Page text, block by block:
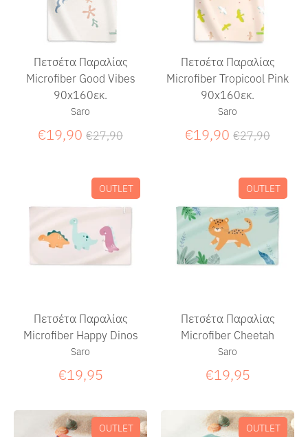
Πετσέτα Παραλίας
Microfiber Good Vibes
90x160εκ.
Saro
€19,90 Κανονική
€27,90
Πετσέτα Παραλίας
Microfiber Tropicool Pink
90x160εκ.
Saro
€19,90 Κανονική
€27,90
Πετσέτα Παραλίας
Microfiber Happy Dinos
Saro
€19,95
OUTLET
Πετσέτα Παραλίας
Microfiber Cheetah
Saro
€19,95
OUTLET
OUTLET OUTLET